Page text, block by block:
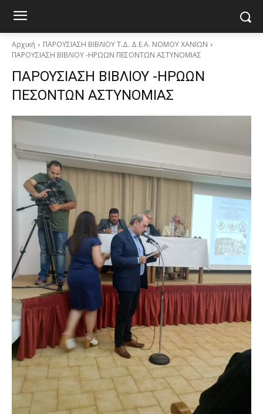
Αρχική
ΠΑΡΟΥΣΙΑΣΗ ΒΙΒΛΙΟΥ Τ.Δ. Δ.Ε.Α. ΝΟΜΟΥ ΧΑΝΙΩΝ
ΠΑΡΟΥΣΙΑΣΗ ΒΙΒΛΙΟΥ -ΗΡΩΩΝ ΠΕΣΟΝΤΩΝ ΑΣΤΥΝΟΜΙΑΣ
ΠΑΡΟΥΣΙΑΣΗ ΒΙΒΛΙΟΥ -ΗΡΩΩΝ
ΠΕΣΟΝΤΩΝ ΑΣΤΥΝΟΜΙΑΣ